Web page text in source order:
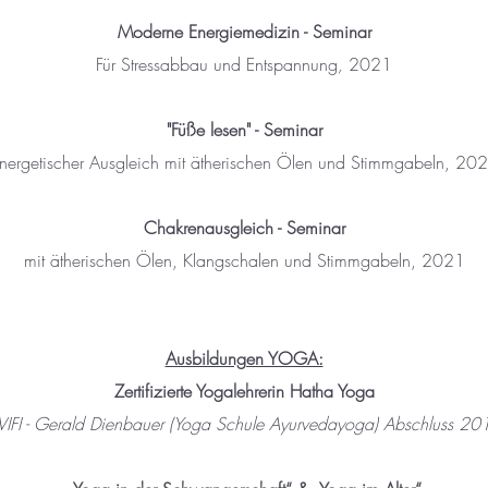
Moderne Energiemedizin - Seminar
Für Stressabbau und Entspannung, 2021
"Füße lesen" - Seminar
Ausgleich mit ätherischen Ölen und Stimmgabeln,
Chakrenausgleich - Seminar
mit ätherischen Ölen, Klangschalen und Stimmgabeln, 2021
Ausbildungen YOGA:
Zertifizierte Yogalehrerin Hatha Yoga
- Gerald Dienbauer (Yoga Schule Ayurvedayoga) Abschluss